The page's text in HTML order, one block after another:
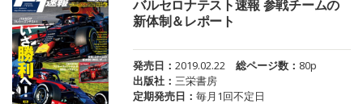
バルセロナテスト速報 参戦チームの
新体制＆レポート
発売日：2019.02.22 総ページ数： 80p
出版社：三栄書房
定期発売日：毎月1回不定日